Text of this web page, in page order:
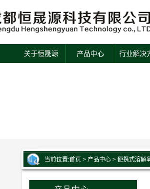
关于恒晟源 产品中心 行业解决
当前位置:首页 > 产品中心 > 便携式溶解